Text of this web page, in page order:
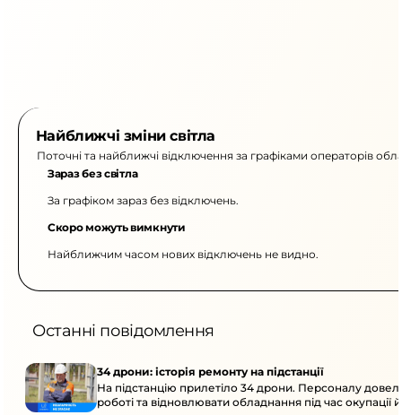
Найближчі зміни світла
Поточні та найближчі відключення за графіками операторів
Зараз без світла
За графіком зараз без відключень.
Скоро можуть вимкнути
Найближчим часом нових відключень не видно.
Останні повідомлення
34 дрони: історія ремонту на підстанції
На підстанцію прилетіло 34 дрони. Персоналу
роботі та відновлювати обладнання під час окупації